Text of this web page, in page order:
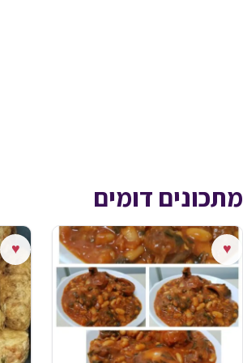
מתכונים דומים
♥
♥